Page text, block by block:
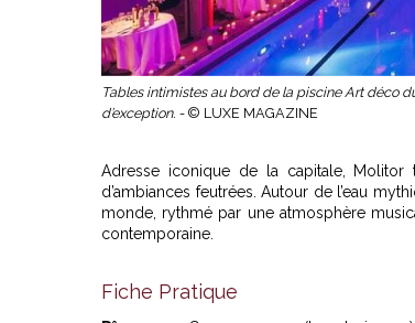
Tables intimistes au bord de la piscine Art déco
d’exception. - © LUXE MAGAZINE
Adresse iconique de la capitale,
d’ambiances feutrées. Autour de l’eau
monde, rythmé par une atmosphère
contemporaine.
Fiche Pratique